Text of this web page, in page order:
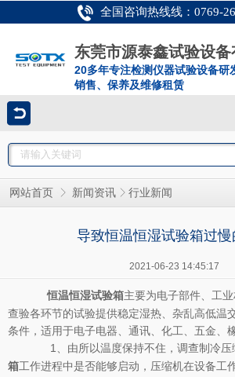
全国咨询热线线：0769-
东莞市源泰鑫试验设备
20多年专注检测仪器试验设备研
销售、保养及维修租赁
网站首页 新闻资讯 行业新闻
导致恒温恒湿试验箱过慢
2021-06-23 14:45:17
恒温恒湿试验箱主要为电子部件、工
查验各环节的试验提供稳定湿热、杂乱高低温
条件，适用于电子电器、通讯、化工、五金、
1、由所以温度保持不住，调查制冷压
箱工作进程中是否能够启动，压缩机在设备工